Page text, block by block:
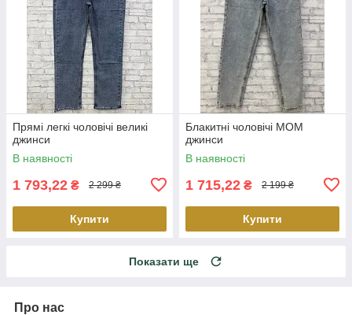
Прямі легкі чоловічі великі
джинси
В наявності
1 793,22 ₴ 2 299 ₴
Купити
Блакитні чоловічі МОМ
джинси
В наявності
1 715,22 ₴ 2 199 ₴
Купити
Показати ще
Про нас